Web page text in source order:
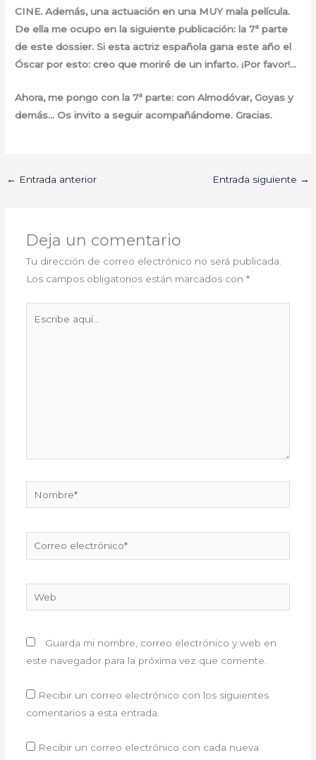
CINE. Además, una actuación en una MUY mala película.
De ella me ocupo en la siguiente publicación: la 7ª parte
de este dossier. Si esta actriz española gana este año el
Óscar por esto: creo que moriré de un infarto. ¡Por favor!…
Ahora, me pongo con la 7ª parte: con Almodóvar, Goyas y
demás… Os invito a seguir acompañándome. Gracias.
← Entrada anterior Entrada siguiente →
Deja un comentario
Tu dirección de correo electrónico no será publicada.
Los campos obligatorios están marcados con *
Nombre*
electrónico*
Guarda mi nombre, correo electrónico y web en
este navegador para la próxima vez que comente.
Recibir un correo electrónico con los siguientes
comentarios a esta entrada.
Recibir un correo electrónico con cada nueva